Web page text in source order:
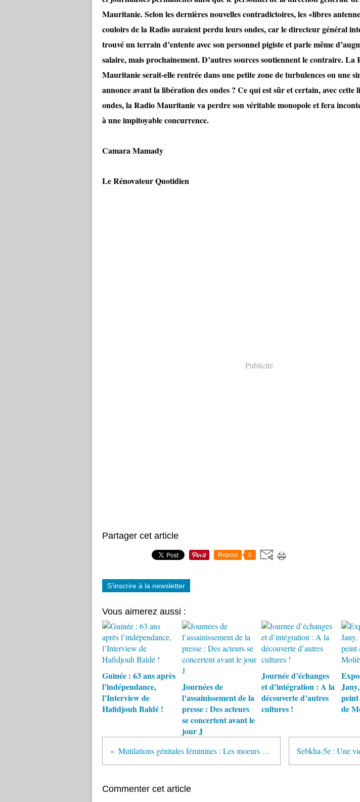
Mauritanie. Selon les dernières nouvelles contradictoires, les «libres
couloirs de la Radio auraient perdu leurs ondes, car le directeur général
trouvé un terrain d’entente avec son personnel pigiste et parle même
salaire, mais prochainement. D’autres sources soutiennent le contraire. La
Mauritanie serait-elle rentrée dans une petite zone de turbulences ou une
annonce avant la libération des ondes ? Ce qui est sûr et certain, avec cette
ondes, la Radio Mauritanie va perdre son véritable monopole et fera
à une impitoyable concurrence.
Camara Mamady
Le Rénovateur Quotidien
Publicité
Partager cet article
Repost 0
S'inscrire à la newsletter
Vous aimerez aussi :
Guinée : 63 ans après
l’indépendance,
l’Interview de
Hafidjouh Baldé !
Journées de
l’assainissement de la
presse : Des acteurs
se concertent avant le
jour J
Journée d’échanges
et d’intégration : A la
découverte d’autres
cultures !
peint
de
Mutilations génitales féminines : Les moeurs ne changent pas encore vraiment
Commenter cet article